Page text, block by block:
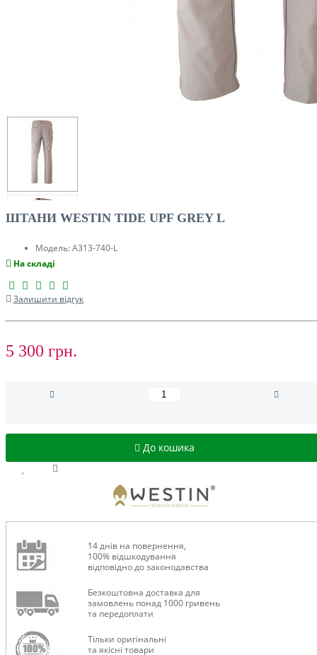
ШТАНИ WESTIN TIDE UPF GREY L
Модель:A313-740-L
На складі
Залишити відгук
5 300 грн.
До кошика
14 днів на повернення,
100% відшкодування
відповідно до законодавства
Безкоштовна доставка для
замовлень понад 1000 гривень
та передоплати
Тільки оригінальні
та якісні товари